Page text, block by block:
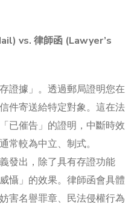
vs. 律師函 (Lawyer’s
證據」。透過郵局證明您在
件寄送給特定對象。這在法
已催告」的證明，中斷時效
常較為中立、制式。
發出，除了具有存證功能
懾」的效果。律師函會具體
害名譽罪章、民法侵權行為